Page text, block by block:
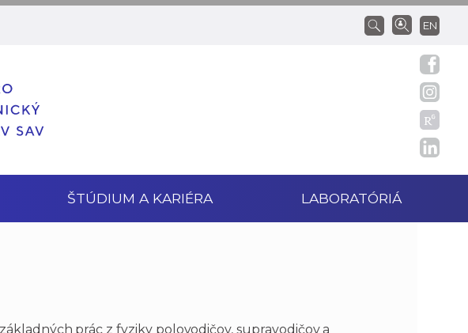
EN
ŠTÚDIUM A KARIÉRA LABORATÓRIÁ
prác z fyziky polovodičov, supravodičov a